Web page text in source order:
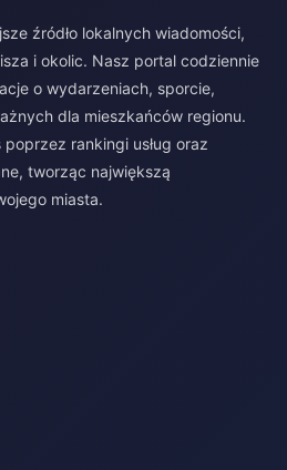
źródło lokalnych wiadomości,
i okolic. Nasz portal codziennie
o wydarzeniach, sporcie,
dla mieszkańców regionu.
rankingi usług oraz
tworząc największą
miasta.